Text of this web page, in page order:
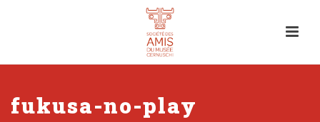
fukusa-no-play